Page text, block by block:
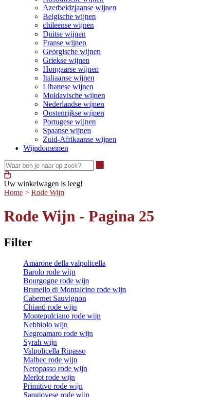
Azerbeidzjaanse wijnen
Belgische wijnen
chileense wijnen
Duitse wijnen
Franse wijnen
Georgische wijnen
Griekse wijnen
Hongaarse wijnen
Italiaanse wijnen
Libanese wijnen
Moldavische wijnen
Nederlandse wijnen
Oostenrijkse wijnen
Portugese wijnen
Spaanse wijnen
Zuid-Afrikaanse wijnen
Wijndomeinen
Uw winkelwagen is leeg!
Home > Rode Wijn
Rode Wijn - Pagina 25
Filter
Amarone della valpolicella
Barolo rode wijn
Bourgogne rode wijn
Brunello di Montalcino rode wijn
Cabernet Sauvignon
Chianti rode wijn
Montepulciano rode wijn
Nebbiolo wijn
Negroamaro rode wijn
Syrah wijn
Valpolicella Ripasso
Malbec rode wijn
Neropasso rode wijn
Merlot rode wijn
Primitivo rode wijn
Sangiovese rode wijn